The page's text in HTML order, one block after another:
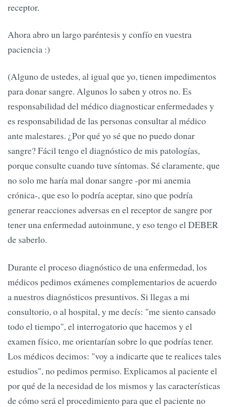
receptor.
Ahora abro un largo paréntesis y confío en vuestra
paciencia :)
(Alguno de ustedes, al igual que yo, tienen impedimentos
para donar sangre. Algunos lo saben y otros no. Es
responsabilidad del médico diagnosticar enfermedades y
es responsabilidad de las personas consultar al médico
ante malestares. ¿Por qué yo sé que no puedo donar
sangre? Fácil tengo el diagnóstico de mis patologías,
porque consulte cuando tuve síntomas. Sé claramente, que
no solo me haría mal donar sangre -por mi anemia
crónica-, que eso lo podría aceptar, sino que podría
generar reacciones adversas en el receptor de sangre por
tener una enfermedad autoinmune, y eso tengo el DEBER
de saberlo.
Durante el proceso diagnóstico de una enfermedad, los
médicos pedimos exámenes complementarios de acuerdo
a nuestros diagnósticos presuntivos. Si llegas a mi
consultorio, o al hospital, y me decís: "me siento cansado
todo el tiempo", el interrogatorio que hacemos y el
examen físico, me orientarían sobre lo que podrías tener.
Los médicos decimos: "voy a indicarte que te realices tales
estudios", no pedimos permiso. Explicamos al paciente el
por qué de la necesidad de los mismos y las características
de cómo será el procedimiento para que el paciente no